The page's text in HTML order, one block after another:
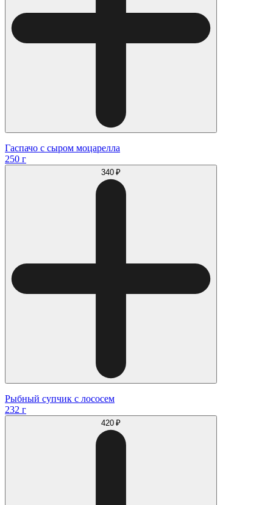
Гаспачо с сыром моцарелла
250 г
340 ₽
Рыбный супчик с лососем
232 г
420 ₽